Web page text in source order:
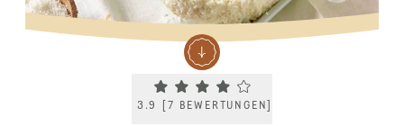
Current rating 3.9. Click to rate.
3.9 7 BEWERTUNGEN